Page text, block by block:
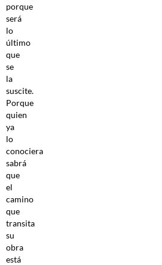
porque
será
lo
último
que
se
la
suscite.
Porque
quien
ya
lo
conociera
sabrá
que
el
camino
que
transita
su
obra
está